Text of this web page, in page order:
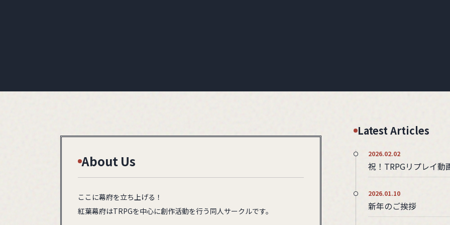
About Us
ここに幕府を立ち上げる！
紅葉幕府はTRPGを中心に創作活動を行う同人サークルです。
Latest Articles
2026.02.02
祝！TRPGリプレイ動
2026.01.10
新年のご挨拶